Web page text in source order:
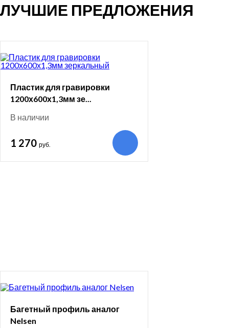
ЛУЧШИЕ ПРЕДЛОЖЕНИЯ
Пластик для гравировки
1200х600х1,3мм зе...
В наличии
1 270 руб.
Багетный профиль аналог
Nelsen